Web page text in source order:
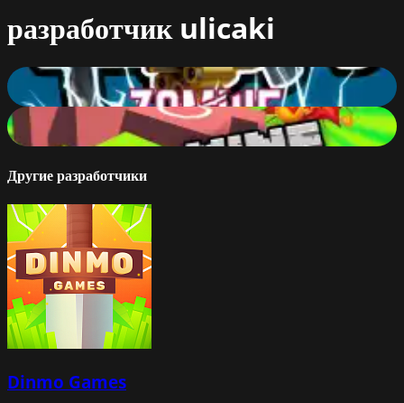
разработчик ulicaki
Zombie Bullet
79%
Mine Bomber
78
Другие разработчики
Dinmo Games